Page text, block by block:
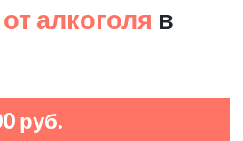
алкоголя в
руб.